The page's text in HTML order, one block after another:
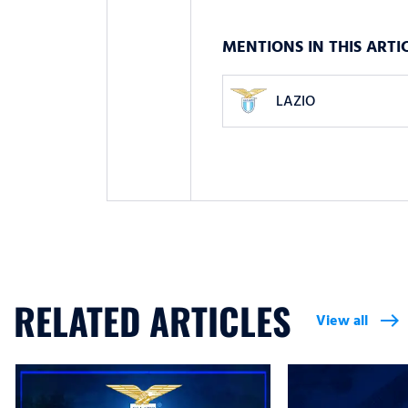
MENTIONS IN THIS
LAZIO
RELATED ARTICLES View all east